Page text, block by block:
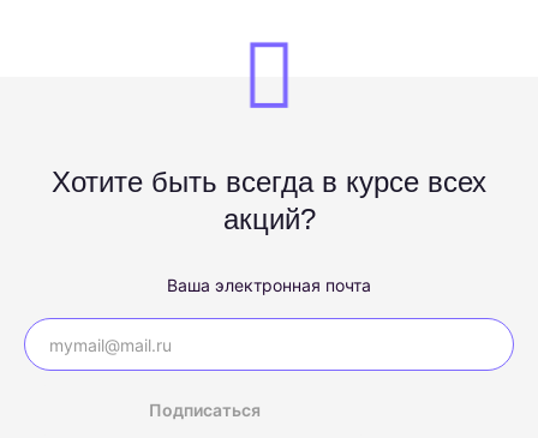
Хотите быть всегда в курсе всех
акций?
Ваша электронная почта
Подписаться